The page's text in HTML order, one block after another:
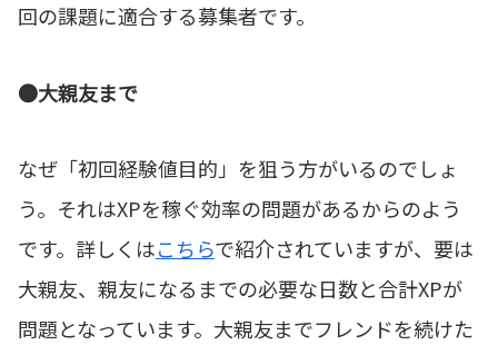
回の課題に適合する募集者です。
●大親友まで
なぜ「初回経験値目的」を狙う方がいるのでしょ
う。それはXPを稼ぐ効率の問題があるからのよう
です。詳しくはこちらで紹介されていますが、要は
大親友、親友になるまでの必要な日数と合計XPが
問題となっています。大親友までフレンドを続けた